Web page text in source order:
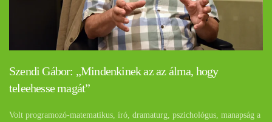
Szendi Gábor: „Mindenkinek az az álma, hogy
teleehesse magát”
Volt programozó-matematikus, író, dramaturg, pszichológus, manapság a